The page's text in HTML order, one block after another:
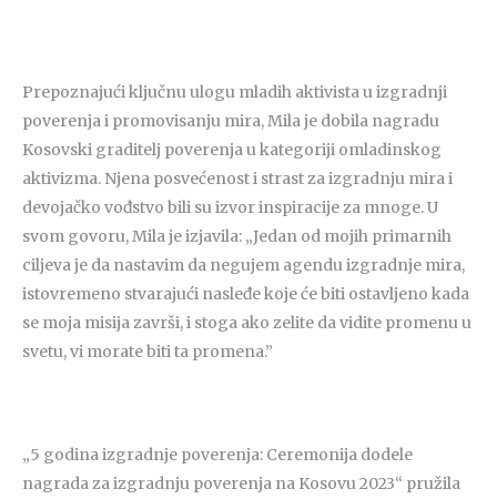
Prepoznajući ključnu ulogu mladih aktivista u izgradnji
poverenja i promovisanju mira, Mila je dobila nagradu
Kosovski graditelj poverenja u kategoriji omladinskog
aktivizma. Njena posvećenost i strast za izgradnju mira i
devojačko vođstvo bili su izvor inspiracije za mnoge. U
svom govoru, Mila je izjavila: „Jedan od mojih primarnih
ciljeva je da nastavim da negujem agendu izgradnje mira,
istovremeno stvarajući nasleđe koje će biti ostavljeno kada
se moja misija završi, i stoga ako zelite da vidite promenu u
svetu, vi morate biti ta promena.”
„5 godina izgradnje poverenja: Ceremonija dodele
nagrada za izgradnju poverenja na Kosovu 2023“ pružila